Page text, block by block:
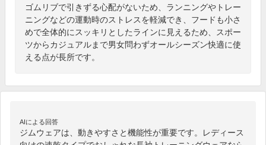
ゴムリブで引きずる心配がないため、ランニングやトレー
ニングなどの運動時のストレスを軽減でき、フードも小さ
めで全体的にスッキリとしたラインに見えるため、スポー
ツからカジュアルまで男女問わずオールシーズン快適に使
える点が長所です。
AIによる回答
ジムウェアは、動きやすさと機能性が重要です。レディース